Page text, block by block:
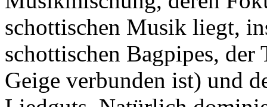
schottischen Musik liegt,
schottischen Bagpipes,
Geige verbunden ist) und